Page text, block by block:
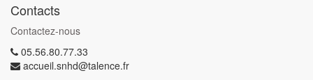
Contacts
Contactez-nous
05.56.80.77.33
accueil.snhd@talence.fr